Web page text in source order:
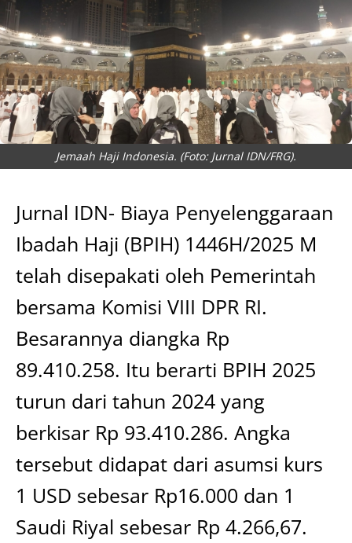
Jemaah Haji Indonesia. (Foto: Jurnal IDN/FRG).
Jurnal IDN- Biaya Penyelenggaraan
Ibadah Haji (BPIH) 1446H/2025 M
telah disepakati oleh Pemerintah
bersama Komisi VIII DPR RI.
Besarannya diangka Rp
89.410.258. Itu berarti BPIH 2025
turun dari tahun 2024 yang
berkisar Rp 93.410.286. Angka
tersebut didapat dari asumsi kurs
1 USD sebesar Rp16.000 dan 1
Saudi Riyal sebesar Rp 4.266,67.